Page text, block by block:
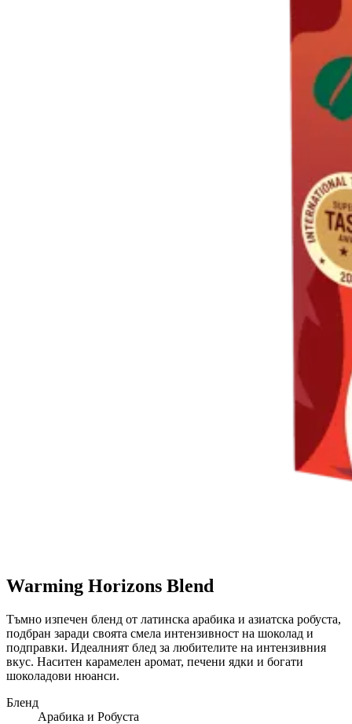
Warming Horizons Blend
Тъмно изпечен бленд от латинска арабика и азиатска робуста,
подбран заради своята смела интензивност на шоколад и
подправки. Идеалният блед за любителите на интензивния
вкус. Наситен карамелен аромат, печени ядки и богати
шоколадови нюанси.
Бленд
Арабика и Робуста